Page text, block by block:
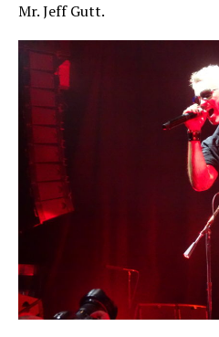
Mr. Jeff Gutt.